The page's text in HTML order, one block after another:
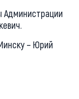
Администрации
– Юрий